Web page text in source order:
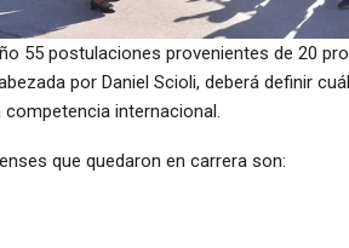
55 postulaciones provenientes de 20
por Daniel Scioli, deberá definir
internacional.
que quedaron en carrera son: